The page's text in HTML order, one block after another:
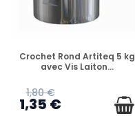
EN STOCK
Crochet Rond Artiteq 5 kg
avec Vis Laiton...
1,80 €
1,35 €